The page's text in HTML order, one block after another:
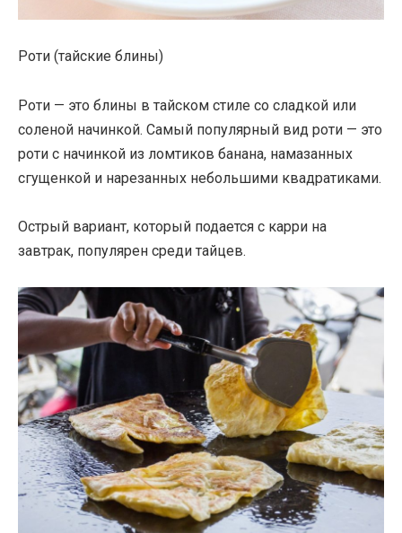
Роти (тайские блины)
Роти — это блины в тайском стиле со сладкой или
соленой начинкой. Самый популярный вид роти — это
роти с начинкой из ломтиков банана, намазанных
сгущенкой и нарезанных небольшими квадратиками.
Острый вариант, который подается с карри на
завтрак, популярен среди тайцев.